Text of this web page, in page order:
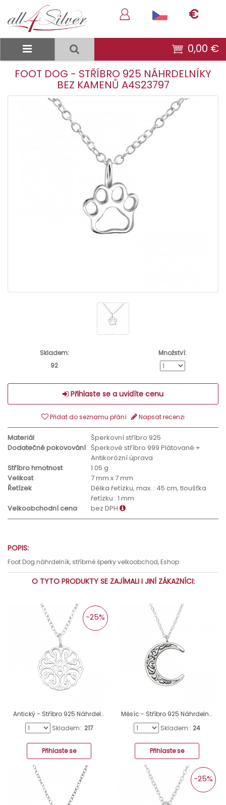
€
0,00 €
FOOT DOG - STŘÍBRO 925 NÁHRDELNÍKY
BEZ KAMENŮ A4S23797
Skladem:
92
Množství:
Přihlaste se a uvidíte cenu
Přidat do seznamu přání Napsat recenzi
Materiál
Šperkovní stříbro 925
Dodatečné pokovování Šperkové stříbro 999 Plátované +
Antikorózní úprava
Stříbro hmotnost
1.05 g
Velikost
7 mm x 7 mm
Řetízek
Délka řetízku, max. : 45 cm, tloušťka
řetízku : 1 mm
Velkoobchodní cena
bez DPH
POPIS:
Foot Dog náhrdelník, stříbrné šperky velkoobchod, Eshop
O TYTO PRODUKTY SE ZAJÍMALI I JINÍ ZÁKAZNÍCI:
Antický - Stříbro 925 Náhrdelníky bez kamenů A4S41094
-25%
Skladem:: 217
Přihlaste se
Měsíc - Stříbro 925 Náhrdelníky bez kamenů A4S39512
Skladem:: 24
Přihlaste se
-25%